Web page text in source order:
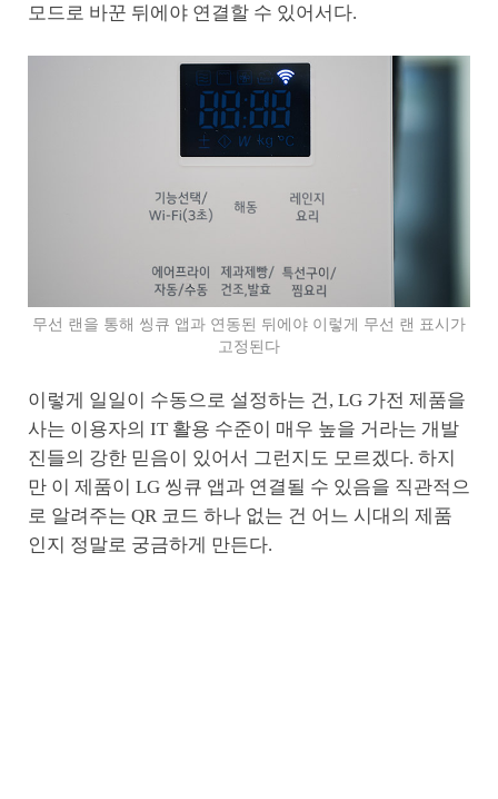
모드로 바꾼 뒤에야 연결할 수 있어서다.
무선 랜을 통해 씽큐 앱과 연동된 뒤에야 이렇게 무선 랜 표시가
고정된다
이렇게 일일이 수동으로 설정하는 건, LG 가전 제품을
사는 이용자의 IT 활용 수준이 매우 높을 거라는 개발
진들의 강한 믿음이 있어서 그런지도 모르겠다. 하지
만 이 제품이 LG 씽큐 앱과 연결될 수 있음을 직관적으
로 알려주는 QR 코드 하나 없는 건 어느 시대의 제품
인지 정말로 궁금하게 만든다.